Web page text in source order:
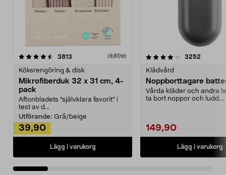
3813 (9,97/st)
Köksrengöring & disk
Mikrofiberduk 32 x 31 cm, 4-
pack
Aftonbladets "självklara favorit” i
test av d...
Utförande: Grå/beige
39,90
Lägg i varukorg
4.0av 5 stjärnor 3252
Klädvård
Noppborttagare
Vårda kläder och andra
ta bort noppor och ludd.
149,90
Lägg i varukorg
4.5av 5 stjärnor